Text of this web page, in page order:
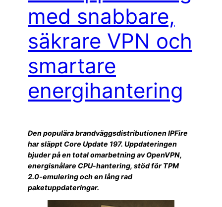
med snabbare,
säkrare VPN och
smartare
energihantering
Den populära brandväggsdistributionen IPFire
har släppt Core Update 197. Uppdateringen
bjuder på en total omarbetning av OpenVPN,
energisnålare CPU-hantering, stöd för TPM
2.0-emulering och en lång rad
paketuppdateringar.